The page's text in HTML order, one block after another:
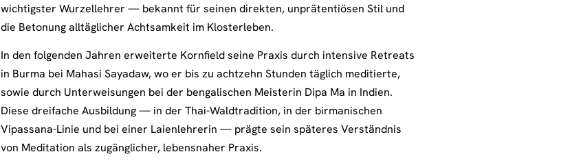
wichtigster Wurzellehrer — bekannt für seinen direkten, unprätentiösen Stil und
die Betonung alltäglicher Achtsamkeit im Klosterleben.
In den folgenden Jahren erweiterte Kornfield seine Praxis durch intensive Retreats
in Burma bei Mahasi Sayadaw, wo er bis zu achtzehn Stunden täglich meditierte,
sowie durch Unterweisungen bei der bengalischen Meisterin Dipa Ma in Indien.
Diese dreifache Ausbildung — in der Thai-Waldtradition, in der birmanischen
Vipassana-Linie und bei einer Laienlehrerin — prägte sein späteres Verständnis
von Meditation als zugänglicher, lebensnaher Praxis.